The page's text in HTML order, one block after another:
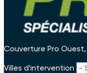
Couverture Pro
Villes d'intervention